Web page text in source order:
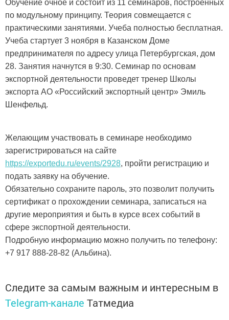
Обучение очное и состоит из 11 семинаров, построенных
по модульному принципу. Теория совмещается с
практическими занятиями. Учеба полностью бесплатная.
Учеба стартует 3 ноября в Казанском Доме
предпринимателя по адресу улица Петербургская, дом
28. Занятия начнутся в 9:30. Семинар по основам
экспортной деятельности проведет тренер Школы
экспорта АО «Российский экспортный центр» Эмиль
Шенфельд.
Желающим участвовать в семинаре необходимо
зарегистрироваться на сайте
https://exportedu.ru/events/2928, пройти регистрацию и
подать заявку на обучение.
Обязательно сохраните пароль, это позволит получить
сертификат о прохождении семинара, записаться на
другие мероприятия и быть в курсе всех событий в
сфере экспортной деятельности.
Подробную информацию можно получить по телефону:
+7 917 888-28-82 (Альбина).
Следите за самым важным и интересным в
Telegram-канале Татмедиа